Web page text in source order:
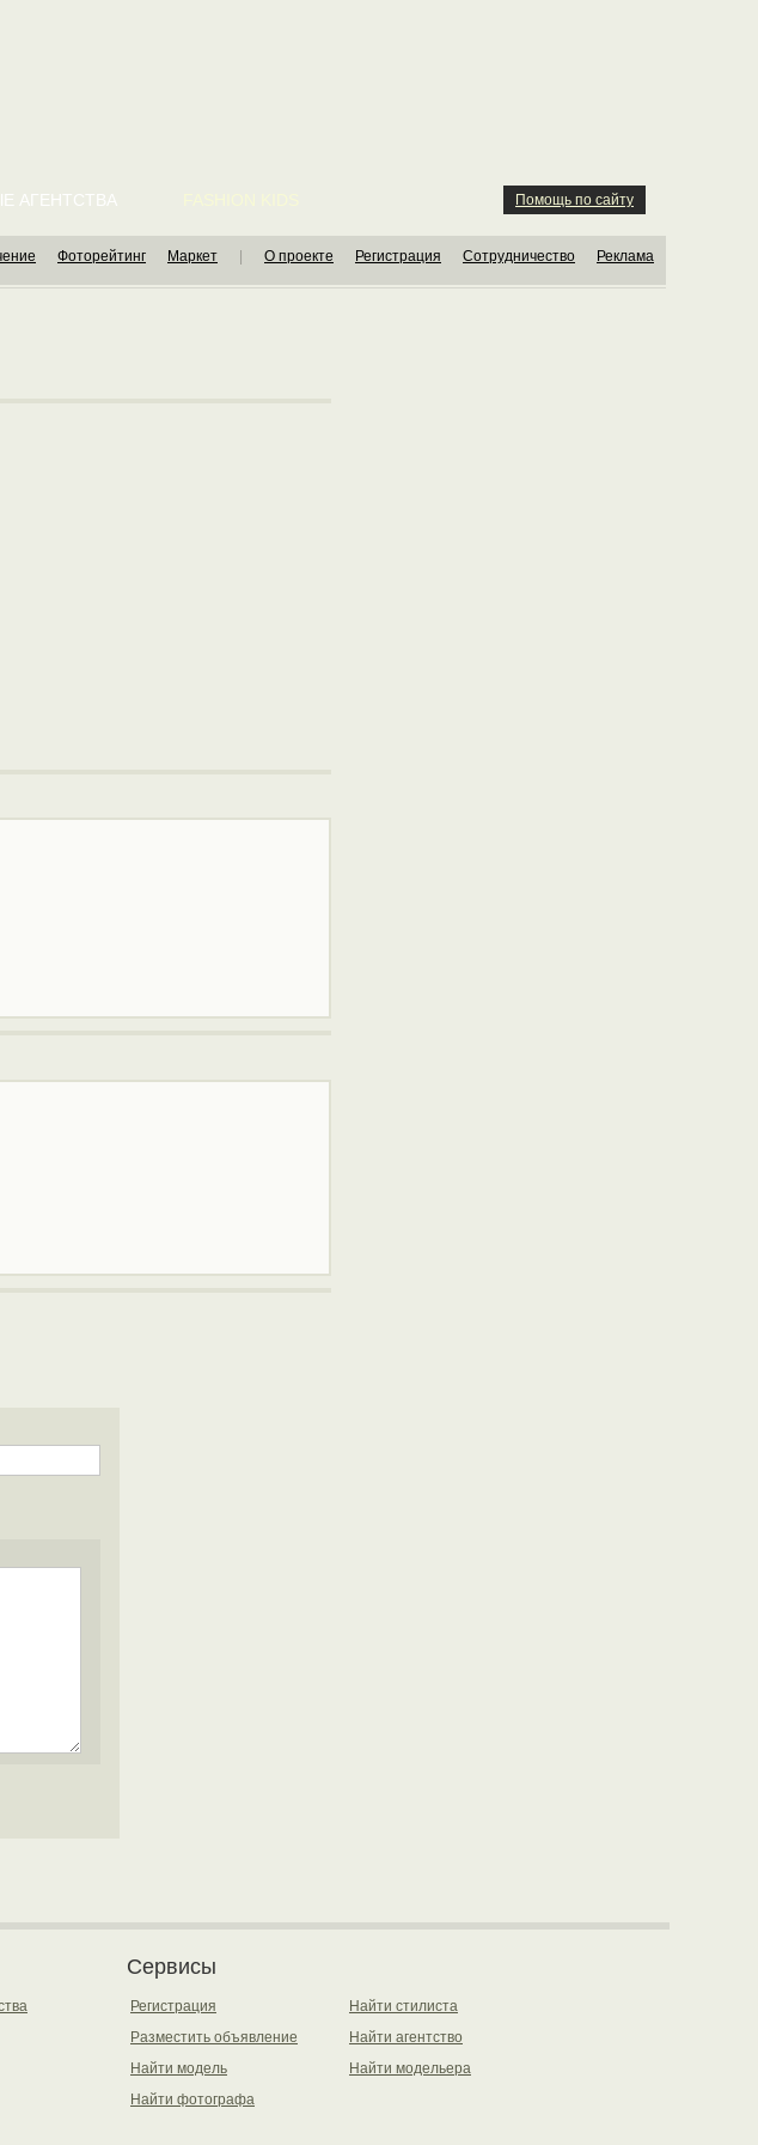
АГЕНТСТВА Помощь по сайту
Фоторейтинг Маркет О проекте Регистрация Сотрудничество Реклама
Сервисы
Регистрация
Разместить объявление
Найти модель
Найти фотографа
Найти стилиста
Найти агентство
Найти модельера